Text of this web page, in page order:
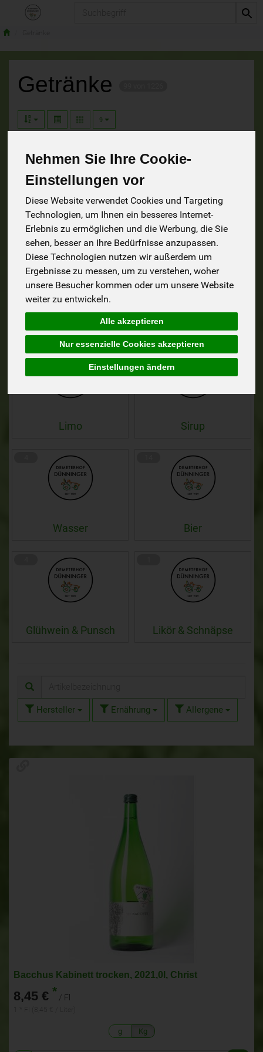
Nehmen Sie Ihre Cookie-
Einstellungen vor
Diese Website verwendet Cookies und Targeting
Technologien, um Ihnen ein besseres Internet-
Erlebnis zu ermöglichen und die Werbung, die Sie
sehen, besser an Ihre Bedürfnisse anzupassen.
Diese Technologien nutzen wir außerdem um
Ergebnisse zu messen, um zu verstehen, woher
unsere Besucher kommen oder um unsere Website
weiter zu entwickeln.
Alle akzeptieren
Nur essenzielle Cookies akzeptieren
Einstellungen ändern
Getränke
9
Wein Fruchtnektare
15 6
13
Limo
7
Sirup
Wasser Bier
Glühwein & Punsch Likör & Schnäpse
Hersteller Ernährung Allergene
Bacchus Kabinett trocken, 2021,0l, Christ
8,45 € * / Fl
g Kg